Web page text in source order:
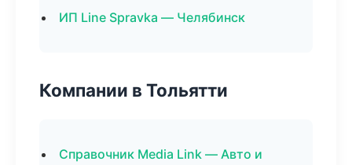
ИП Line Spravka — Челябинск
Компании в Тольятти
Справочник Media Link — Авто и